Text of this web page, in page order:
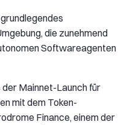
die zunehmend
Softwareagenten
Mainnet-Launch für
mit dem Token-
Finance, einem der